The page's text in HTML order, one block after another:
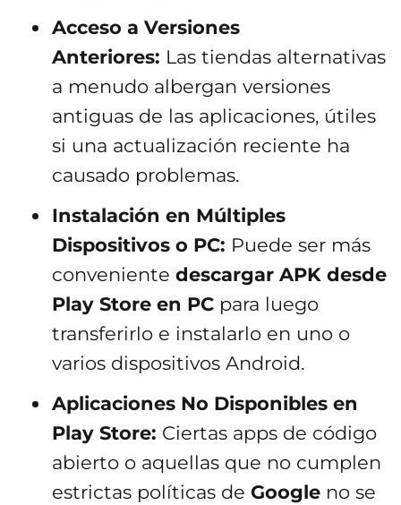
Acceso a Versiones
Anteriores: Las tiendas alternativas
a menudo albergan versiones
antiguas de las aplicaciones, útiles
si una actualización reciente ha
causado problemas.
Instalación en Múltiples
Dispositivos o PC: Puede ser más
conveniente descargar APK desde
Play Store en PC para luego
transferirlo e instalarlo en uno o
varios dispositivos Android.
Aplicaciones No Disponibles en
Play Store: Ciertas apps de código
abierto o aquellas que no cumplen
estrictas políticas de Google no se